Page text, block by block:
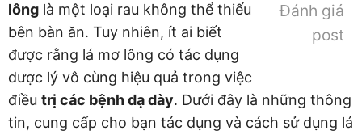
Đánh giá
post
lông là một loại rau không thể thiếu
bên bàn ăn. Tuy nhiên, ít ai biết
được rằng lá mơ lông có tác dụng
dược lý vô cùng hiệu quả trong việc
điều trị các bệnh dạ dày. Dưới đây là những thông
tin, cung cấp cho bạn tác dụng và cách sử dụng lá